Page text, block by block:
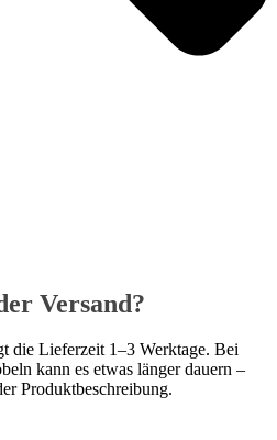
Versand?
die Lieferzeit 1–3 Werktage. Bei
kann es etwas länger dauern –
Produktbeschreibung.